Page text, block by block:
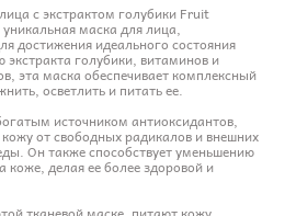
с экстрактом голубики Fruit
маска для лица,
достижения идеального состояния
голубики, витаминов и
эта маска обеспечивает комплексный
осветлить и питать ее.
источником антиоксидантов,
от свободных радикалов и внешних
Он также способствует уменьшению
делая ее более здоровой и